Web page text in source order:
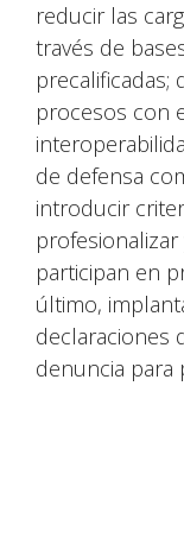
reducir las
través de
precalificadas;
procesos con
de defensa
introducir
participan en
último,
declaraciones
denuncia para